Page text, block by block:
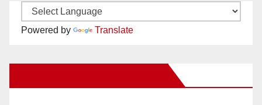
Powered by Translate